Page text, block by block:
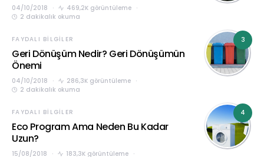
04/10/2018
469,2K görüntüleme
2 dakikalık okuma
3
FAYDALI BILGILER
Geri Dönüşüm Nedir? Geri Dönüşümün
Önemi
04/10/2018
286,3K görüntüleme
2 dakikalık okuma
4
FAYDALI BILGILER
Eco Program Ama Neden Bu Kadar
Uzun?
15/08/2018 183,3K görüntüleme